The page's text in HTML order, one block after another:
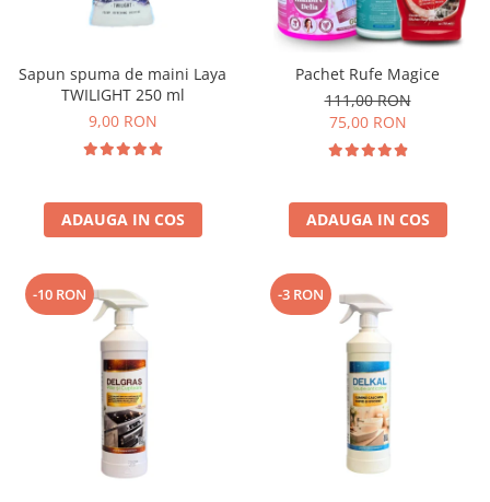
Sapun spuma de maini Laya
TWILIGHT 250 ml
9,00 RON
ADAUGA IN COS
Pachet Rufe Magice
111,00 RON
75,00 RON
ADAUGA IN COS
-10 RON -3 RON